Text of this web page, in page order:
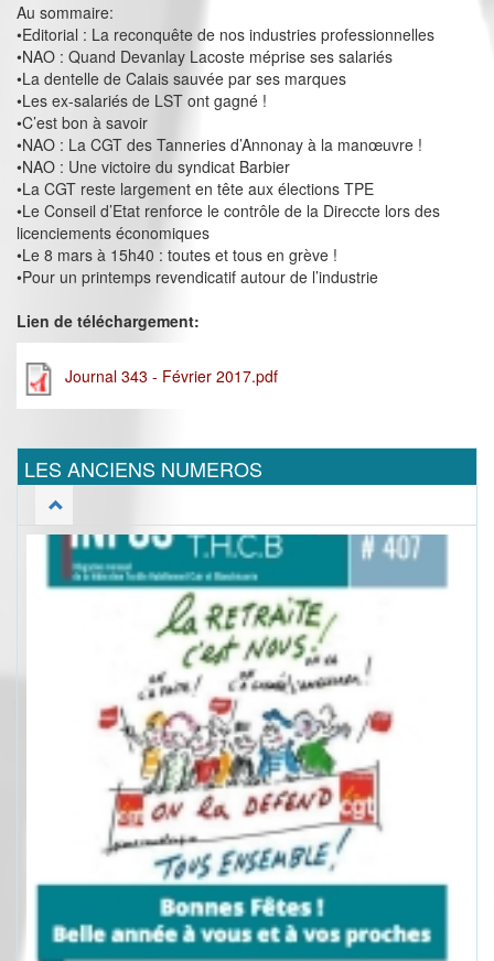
Au sommaire:
•Editorial : La reconquête de nos industries professionnelles
•NAO : Quand Devanlay Lacoste méprise ses salariés
•La dentelle de Calais sauvée par ses marques
•Les ex-salariés de LST ont gagné !
•C’est bon à savoir
•NAO : La CGT des Tanneries d’Annonay à la manœuvre !
•NAO : Une victoire du syndicat Barbier
•La CGT reste largement en tête aux élections TPE
•Le Conseil d’Etat renforce le contrôle de la Direccte lors des
licenciements économiques
•Le 8 mars à 15h40 : toutes et tous en grève !
•Pour un printemps revendicatif autour de l’industrie
Lien de téléchargement:
Journal 343 - Février 2017.pdf
LES ANCIENS NUMEROS